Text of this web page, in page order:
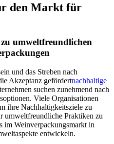
den Markt für
umweltfreundlichen
und das Streben nach
Akzeptanz gefördertnachhaltige
suchen zunehmend nach
Viele Organisationen
ihre Nachhaltigkeitsziele zu
umweltfreundliche Praktiken zu
im Weinverpackungsmarkt in
entwickeln.